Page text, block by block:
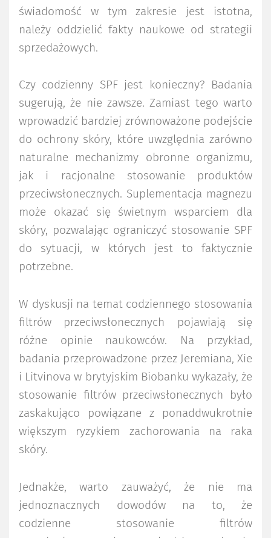
świadomość w tym zakresie jest istotna,
należy oddzielić fakty naukowe od strategii
sprzedażowych.
Czy codzienny SPF jest konieczny? Badania
sugerują, że nie zawsze. Zamiast tego warto
wprowadzić bardziej zrównoważone podejście
do ochrony skóry, które uwzględnia zarówno
naturalne mechanizmy obronne organizmu,
jak i racjonalne stosowanie produktów
przeciwsłonecznych. Suplementacja magnezu
może okazać się świetnym wsparciem dla
skóry, pozwalając ograniczyć stosowanie SPF
do sytuacji, w których jest to faktycznie
potrzebne.
W dyskusji na temat codziennego stosowania
filtrów przeciwsłonecznych pojawiają się
różne opinie naukowców. Na przykład,
badania przeprowadzone przez Jeremiana, Xie
i Litvinova w brytyjskim Biobanku wykazały, że
stosowanie filtrów przeciwsłonecznych było
zaskakująco powiązane z ponaddwukrotnie
większym ryzykiem zachorowania na raka
skóry.
Jednakże, warto zauważyć, że nie ma
jednoznacznych dowodów na to, że
codzienne stosowanie filtrów